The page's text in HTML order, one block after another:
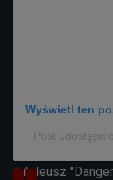
Wyświetl ten
Post
Jubileusz